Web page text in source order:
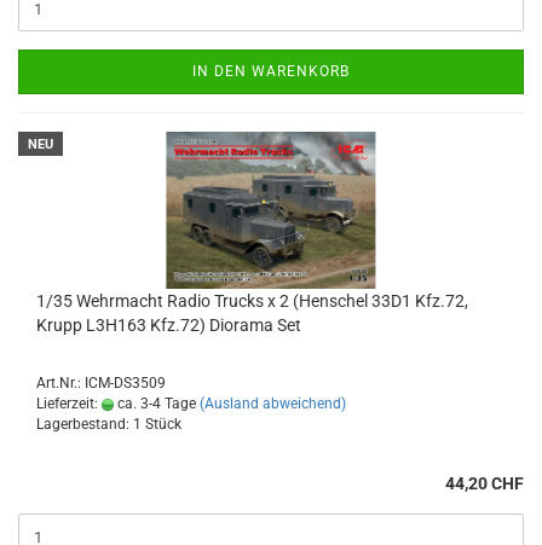
IN DEN WARENKORB
NEU
1/35 Wehrmacht Radio Trucks x 2 (Henschel 33D1 Kfz.72,
Krupp L3H163 Kfz.72) Diorama Set
Art.Nr.: ICM-DS3509
Lieferzeit:
ca. 3-4 Tage (Ausland abweichend)
Lagerbestand: 1 Stück
44,20 CHF